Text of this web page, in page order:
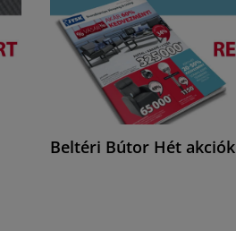
Beltéri Bútor Hét akciók